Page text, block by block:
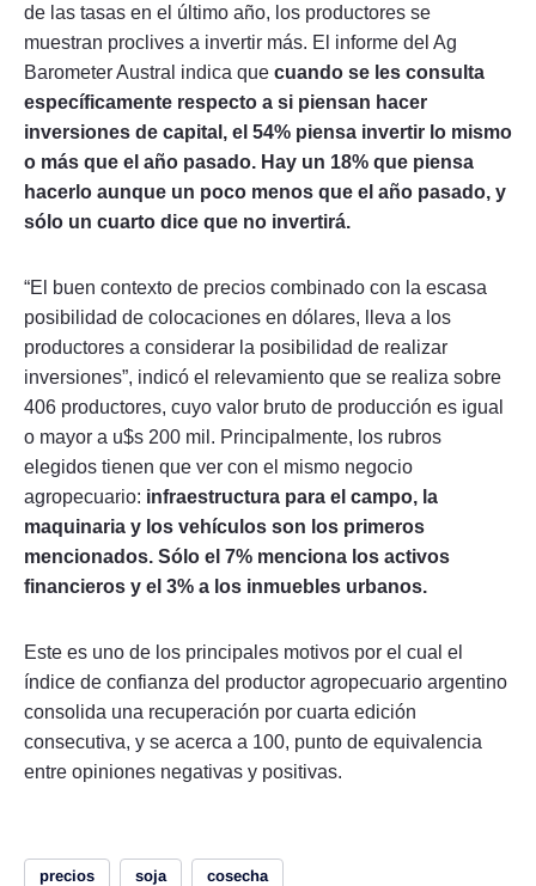
de las tasas en el último año, los productores se
muestran proclives a invertir más. El informe del Ag
Barometer Austral indica que cuando se les consulta
específicamente respecto a si piensan hacer
inversiones de capital, el 54% piensa invertir lo mismo
o más que el año pasado. Hay un 18% que piensa
hacerlo aunque un poco menos que el año pasado, y
sólo un cuarto dice que no invertirá.
“El buen contexto de precios combinado con la escasa
posibilidad de colocaciones en dólares, lleva a los
productores a considerar la posibilidad de realizar
inversiones”, indicó el relevamiento que se realiza sobre
406 productores, cuyo valor bruto de producción es igual
o mayor a u$s 200 mil. Principalmente, los rubros
elegidos tienen que ver con el mismo negocio
agropecuario: infraestructura para el campo, la
maquinaria y los vehículos son los primeros
mencionados. Sólo el 7% menciona los activos
financieros y el 3% a los inmuebles urbanos.
Este es uno de los principales motivos por el cual el
índice de confianza del productor agropecuario argentino
consolida una recuperación por cuarta edición
consecutiva, y se acerca a 100, punto de equivalencia
entre opiniones negativas y positivas.
precios soja cosecha